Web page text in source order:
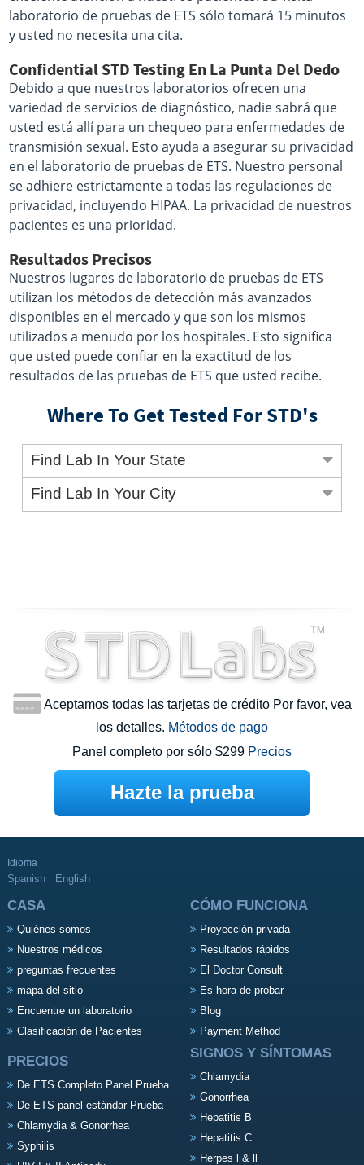
laboratorio de pruebas de ETS sólo tomará 15 minutos
y usted no necesita una cita.
Confidential STD Testing En La Punta Del Dedo
Debido a que nuestros laboratorios ofrecen una
variedad de servicios de diagnóstico, nadie sabrá que
usted está allí para un chequeo para enfermedades de
transmisión sexual. Esto ayuda a asegurar su privacidad
en el laboratorio de pruebas de ETS. Nuestro personal
se adhiere estrictamente a todas las regulaciones de
privacidad, incluyendo HIPAA. La privacidad de nuestros
pacientes es una prioridad.
Resultados Precisos
Nuestros lugares de laboratorio de pruebas de ETS
utilizan los métodos de detección más avanzados
disponibles en el mercado y que son los mismos
utilizados a menudo por los hospitales. Esto significa
que usted puede confiar en la exactitud de los
resultados de las pruebas de ETS que usted recibe.
Where To Get Tested For STD's
Find Lab In Your State
Find Lab In Your City
Aceptamos todas las tarjetas de crédito Por favor, vea
los detalles. Métodos de pago
Panel completo por sólo $299 Precios
Hazte la prueba
Idioma
Spanish English
CASA
Quiénes somos
Nuestros médicos
preguntas frecuentes
mapa del sitio
Encuentre un laboratorio
Clasificación de Pacientes
CÓMO FUNCIONA
Proyección privada
Resultados rápidos
El Doctor Consult
Es hora de probar
Blog
Payment Method
PRECIOS
De ETS Completo Panel Prueba
De ETS panel estándar Prueba
Chlamydia & Gonorrhea
Syphilis
SIGNOS Y SÍNTOMAS
Chlamydia
Gonorrhea
Hepatitis B
Hepatitis C
Herpes l & ll